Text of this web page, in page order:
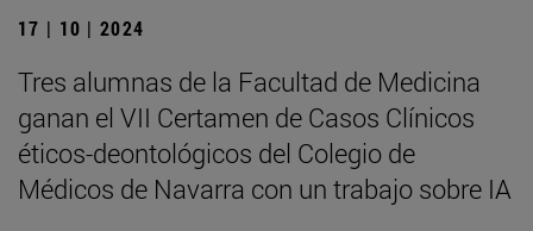
17 | 10 | 2024
Tres alumnas de la Facultad de Medicina
ganan el VII Certamen de Casos Clínicos
éticos-deontológicos del Colegio de
Médicos de Navarra con un trabajo sobre IA